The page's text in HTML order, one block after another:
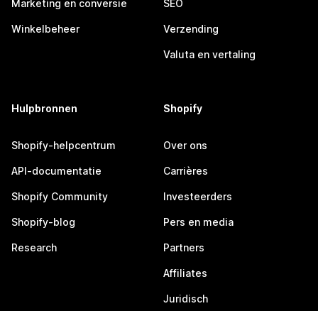
Marketing en conversie
Winkelbeheer
SEO
Verzending
Valuta en vertaling
Hulpbronnen
Shopify-helpcentrum
API-documentatie
Shopify Community
Shopify-blog
Research
Shopify
Over ons
Carrières
Investeerders
Pers en media
Partners
Affiliates
Juridisch